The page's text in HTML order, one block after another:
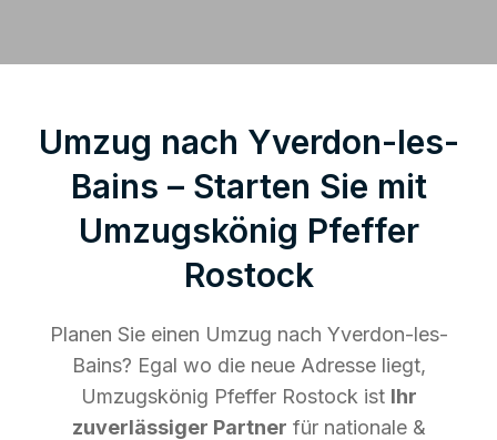
Umzug nach Yverdon-les-
Bains – Starten Sie mit
Umzugskönig Pfeffer
Rostock
Planen Sie einen Umzug nach Yverdon-les-
Bains? Egal wo die neue Adresse liegt,
Umzugskönig Pfeffer Rostock ist Ihr
zuverlässiger Partner für nationale &